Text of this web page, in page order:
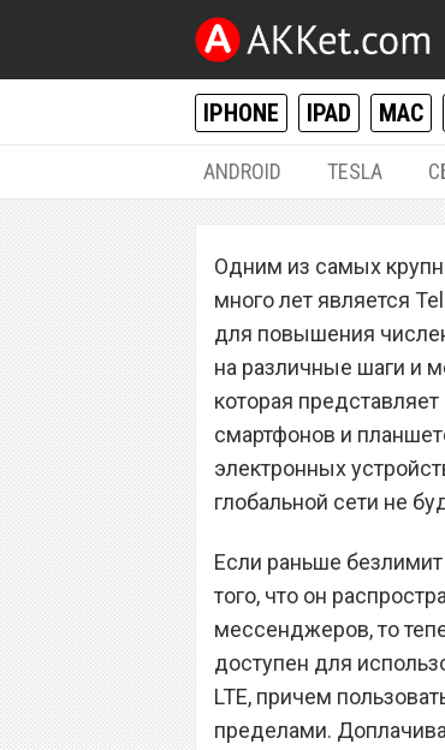
IPHONE IPAD MAC
ANDROID TESLA
Сотовый
Одним из самых
много лет является
для повышения
на различные шаги и
которая
смартфонов и
электронных
глобальной сети не
Если раньше
того, что он
мессенджеров, то
доступен для
LTE, причем
пределами.